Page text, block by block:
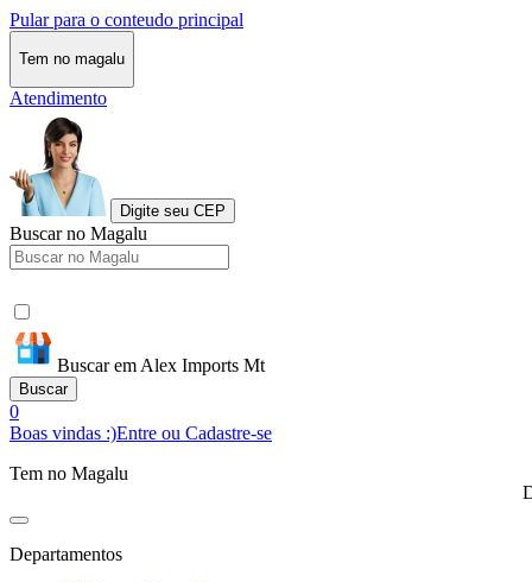
Pular para o conteudo principal
Tem no magalu
Atendimento
Digite seu CEP
Buscar no Magalu
Buscar em Alex Imports Mt
Buscar
0
Boas vindas :)Entre ou Cadastre-se
Tem no Magalu
Departamentos